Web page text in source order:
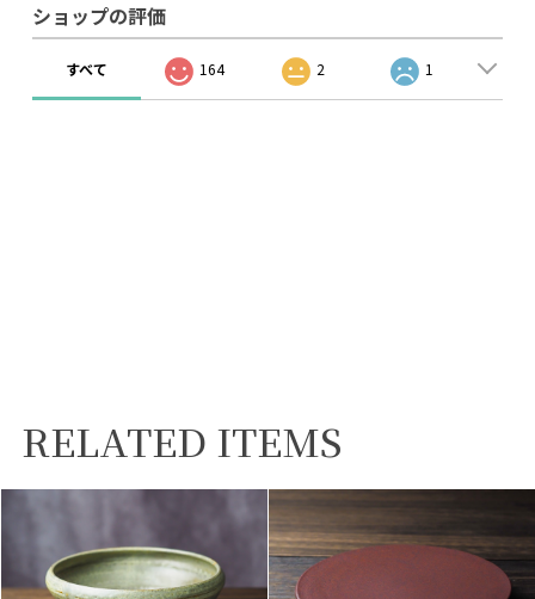
ショップの評価
すべて 164 2 1
RELATED ITEMS